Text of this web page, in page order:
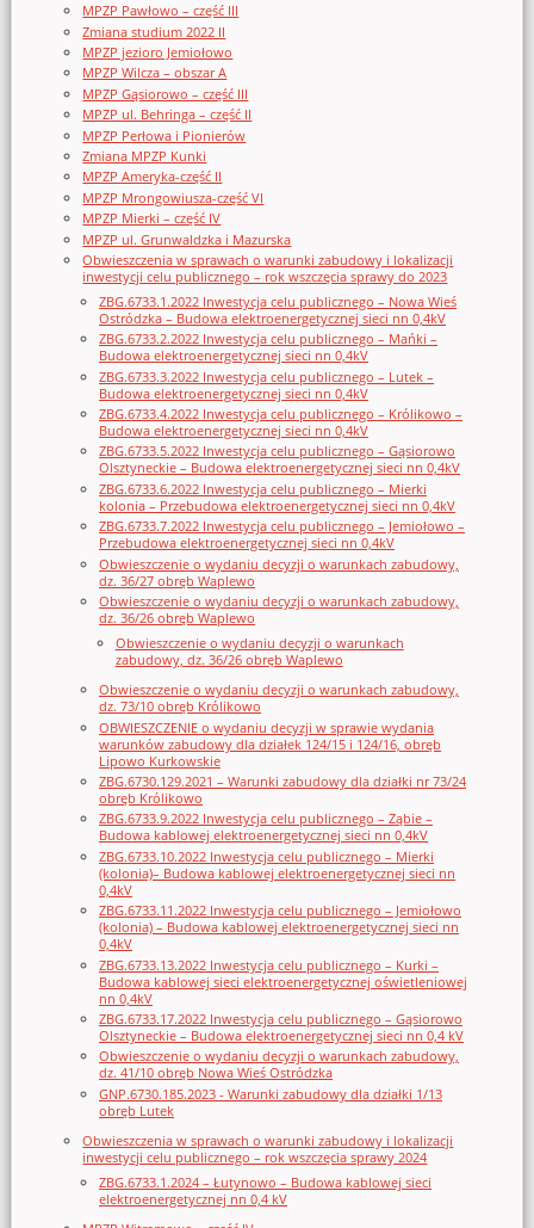
MPZP Pawłowo – część III
Zmiana studium 2022 II
MPZP jezioro Jemiołowo
MPZP Wilcza – obszar A
MPZP Gąsiorowo – część III
MPZP ul. Behringa – część II
MPZP Perłowa i Pionierów
Zmiana MPZP Kunki
MPZP Ameryka-część II
MPZP Mrongowiusza-część VI
MPZP Mierki – część IV
MPZP ul. Grunwaldzka i Mazurska
Obwieszczenia w sprawach o warunki zabudowy i lokalizacji
inwestycji celu publicznego – rok wszczęcia sprawy do 2023
ZBG.6733.1.2022 Inwestycja celu publicznego – Nowa Wieś
Ostródzka – Budowa elektroenergetycznej sieci nn 0,4kV
ZBG.6733.2.2022 Inwestycja celu publicznego – Mańki –
Budowa elektroenergetycznej sieci nn 0,4kV
ZBG.6733.3.2022 Inwestycja celu publicznego – Lutek –
Budowa elektroenergetycznej sieci nn 0,4kV
ZBG.6733.4.2022 Inwestycja celu publicznego – Królikowo –
Budowa elektroenergetycznej sieci nn 0,4kV
ZBG.6733.5.2022 Inwestycja celu publicznego – Gąsiorowo
Olsztyneckie – Budowa elektroenergetycznej sieci nn 0,4kV
ZBG.6733.6.2022 Inwestycja celu publicznego – Mierki
kolonia – Przebudowa elektroenergetycznej sieci nn 0,4kV
ZBG.6733.7.2022 Inwestycja celu publicznego – Jemiołowo –
Przebudowa elektroenergetycznej sieci nn 0,4kV
Obwieszczenie o wydaniu decyzji o warunkach zabudowy,
dz. 36/27 obręb Waplewo
Obwieszczenie o wydaniu decyzji o warunkach zabudowy,
dz. 36/26 obręb Waplewo
Obwieszczenie o wydaniu decyzji o warunkach
zabudowy, dz. 36/26 obręb Waplewo
Obwieszczenie o wydaniu decyzji o warunkach zabudowy,
dz. 73/10 obręb Królikowo
OBWIESZCZENIE o wydaniu decyzji w sprawie wydania
warunków zabudowy dla działek 124/15 i 124/16, obręb
Lipowo Kurkowskie
ZBG.6730.129.2021 – Warunki zabudowy dla działki nr 73/24
obręb Królikowo
ZBG.6733.9.2022 Inwestycja celu publicznego – Ząbie –
Budowa kablowej elektroenergetycznej sieci nn 0,4kV
ZBG.6733.10.2022 Inwestycja celu publicznego – Mierki
(kolonia)– Budowa kablowej elektroenergetycznej sieci nn
0,4kV
ZBG.6733.11.2022 Inwestycja celu publicznego – Jemiołowo
(kolonia) – Budowa kablowej elektroenergetycznej sieci nn
0,4kV
ZBG.6733.13.2022 Inwestycja celu publicznego – Kurki –
Budowa kablowej sieci elektroenergetycznej oświetleniowej
nn 0,4kV
ZBG.6733.17.2022 Inwestycja celu publicznego – Gąsiorowo
Olsztyneckie – Budowa elektroenergetycznej sieci nn 0,4 kV
Obwieszczenie o wydaniu decyzji o warunkach zabudowy,
dz. 41/10 obręb Nowa Wieś Ostródzka
GNP.6730.185.2023 - Warunki zabudowy dla działki 1/13
obręb Lutek
Obwieszczenia w sprawach o warunki zabudowy i lokalizacji
inwestycji celu publicznego – rok wszczęcia sprawy 2024
ZBG.6733.1.2024 – Łutynowo – Budowa kablowej sieci
elektroenergetycznej nn 0,4 kV